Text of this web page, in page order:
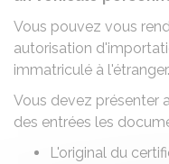
Vous pouvez vous
autorisation
immatriculé à l'étranger.
Vous devez présenter
des entrées les
L'original du